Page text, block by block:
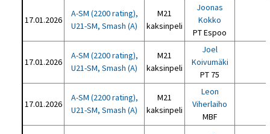
17.01.2026
A-SM (2200 rating),
U21-SM, Smash (A)
M21
kaksinpeli
Joonas
Kokko
PT Espoo
17.01.2026
A-SM (2200 rating),
U21-SM, Smash (A)
M21
kaksinpeli
Joel
Koivumäki
PT 75
17.01.2026
A-SM (2200 rating),
U21-SM, Smash (A)
M21
kaksinpeli
Leon
Viherlaiho
MBF